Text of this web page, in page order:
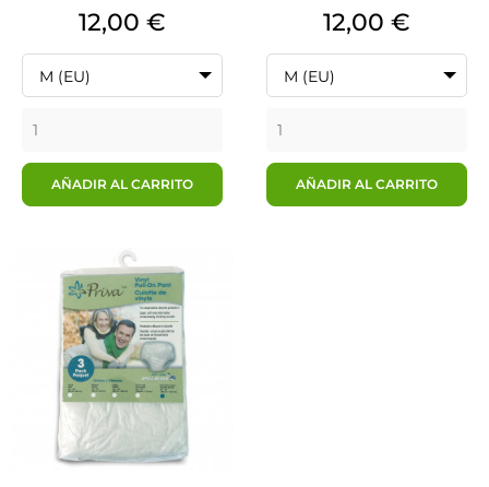
Precio
12,00 €
M (EU)
AÑADIR AL CARRITO
Precio
12,00 €
M (EU)
AÑADIR AL CARRITO